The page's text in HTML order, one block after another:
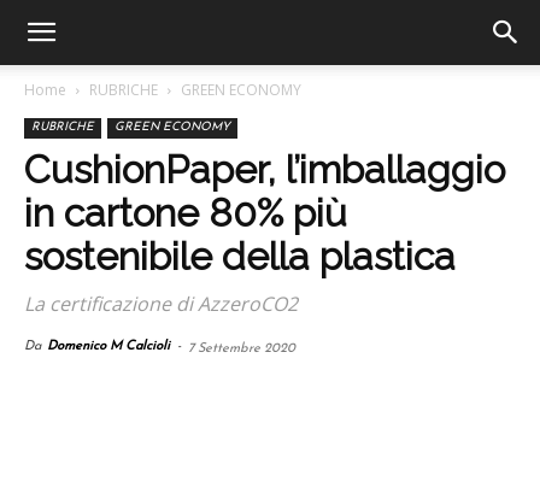
Home RUBRICHE GREEN ECONOMY
RUBRICHE GREEN ECONOMY
CushionPaper, l’imballaggio
in cartone 80% più
sostenibile della plastica
La certificazione di AzzeroCO2
Da Domenico M Calcioli - 7 Settembre 2020